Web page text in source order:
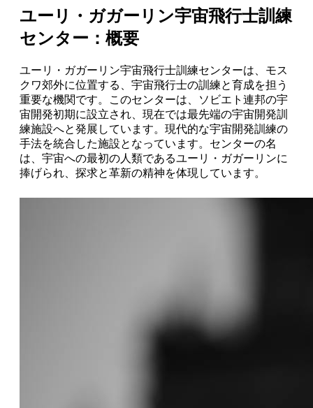
ユーリ・ガガーリン宇宙飛行士訓練
センター：概要
ユーリ・ガガーリン宇宙飛行士訓練センターは、モス
クワ郊外に位置する、宇宙飛行士の訓練と育成を担う
重要な機関です。このセンターは、ソビエト連邦の宇
宙開発初期に設立され、現在では最先端の宇宙開発訓
練施設へと発展しています。現代的な宇宙開発訓練の
手法を統合した施設となっています。センターの名
は、宇宙への最初の人類であるユーリ・ガガーリンに
捧げられ、探求と革新の精神を体現しています。